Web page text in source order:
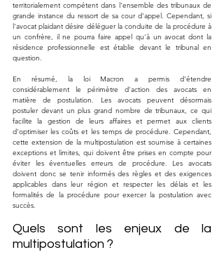
territorialement compétent dans l'ensemble des tribunaux de
grande instance du ressort de sa cour d'appel. Cependant, si
l'avocat plaidant désire déléguer la conduite de la procédure à
un confrère, il ne pourra faire appel qu'à un avocat dont la
résidence professionnelle est établie devant le tribunal en
question.
En résumé, la loi Macron a permis d'étendre
considérablement le périmètre d'action des avocats en
matière de postulation. Les avocats peuvent désormais
postuler devant un plus grand nombre de tribunaux, ce qui
facilite la gestion de leurs affaires et permet aux clients
d'optimiser les coûts et les temps de procédure. Cependant,
cette extension de la multipostulation est soumise à certaines
exceptions et limites, qui doivent être prises en compte pour
éviter les éventuelles erreurs de procédure. Les avocats
doivent donc se tenir informés des règles et des exigences
applicables dans leur région et respecter les délais et les
formalités de la procédure pour exercer la postulation avec
succès.
Quels sont les enjeux de la
multipostulation ?